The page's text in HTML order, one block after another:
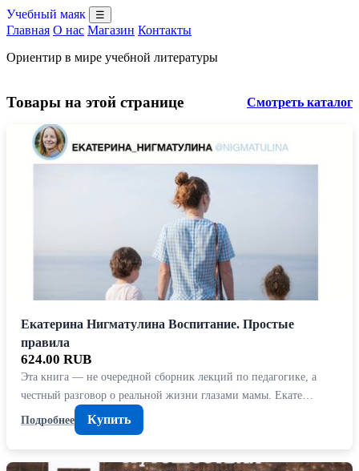
Учебный маяк ☰
Главная О нас Магазин Контакты
Ориентир в мире учебной литературы
Товары на этой странице Смотреть каталог
Екатерина Нигматулина Воспитание. Простые
правила
624.00 RUB
Эта книга — не очередной сборник лекций по педагогике, а
честный разговор о реальной жизни глазами мамы. Екате…
Подробнее
Купить